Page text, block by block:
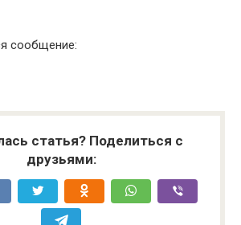
сообщение:
статья? Поделиться с
друзьями: